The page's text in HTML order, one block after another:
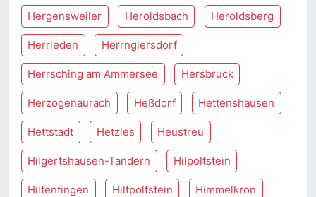
Hergensweiler Heroldsbach Heroldsberg
Herrieden Herrngiersdorf
Herrsching am Ammersee Hersbruck
Herzogenaurach Heßdorf Hettenshausen
Hettstadt Hetzles Heustreu
Hilgertshausen-Tandern Hilpoltstein
Hiltenfingen Hiltpoltstein Himmelkron